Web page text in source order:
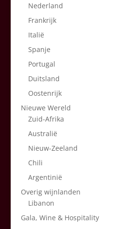
Nederland
Frankrijk
Italië
Spanje
Portugal
Duitsland
Oostenrijk
Nieuwe Wereld
Zuid-Afrika
Australië
Nieuw-Zeeland
Chili
Argentinië
Overig wijnlanden
Libanon
Gala, Wine & Hospitality